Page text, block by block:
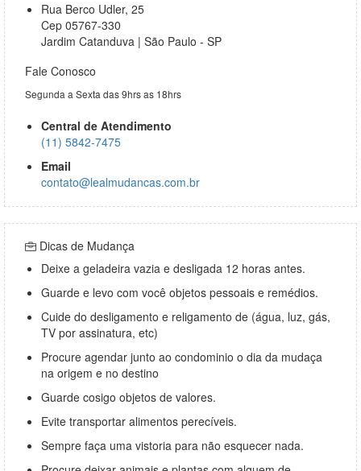
Rua Berco Udler, 25
Cep 05767-330
Jardim Catanduva | São Paulo - SP
Fale Conosco
Segunda a Sexta das 9hrs as 18hrs
Central de Atendimento
(11) 5842-7475
Email
contato@lealmudancas.com.br
Dicas de Mudança
Deixe a geladeira vazia e desligada 12 horas antes.
Guarde e levo com você objetos pessoais e remédios.
Cuide do desligamento e religamento de (água, luz, gás,
TV por assinatura, etc)
Procure agendar junto ao condominio o dia da mudaça
na origem e no destino
Guarde cosigo objetos de valores.
Evite transportar alimentos perecíveis.
Sempre faça uma vistoria para não esquecer nada.